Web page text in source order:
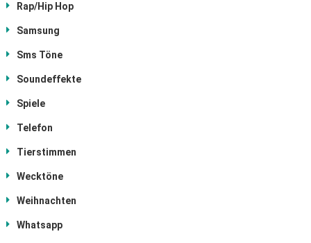
Rap/Hip Hop
Samsung
Sms Töne
Soundeffekte
Spiele
Telefon
Tierstimmen
Wecktöne
Weihnachten
Whatsapp